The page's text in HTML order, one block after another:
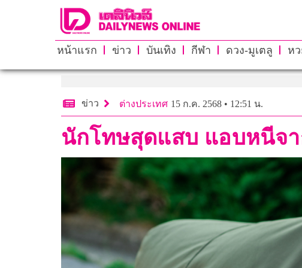
หน้าแรก ข่าว บันเทิง กีฬา ดวง-มูเตลู ห
ข่าว ต่างประเทศ 15 ก.ค. 2568 • 12:51 น.
นักโทษสุดแสบ แอบหนีจ